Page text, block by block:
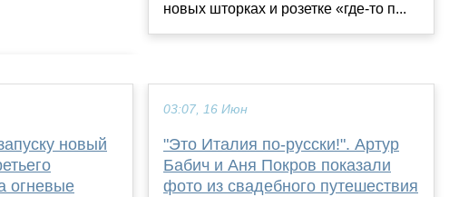
новых шторках и розетке «где-то п...
новый
огневые
03:07, 16 Июн
"Это Италия по-русски!". Артур
Бабич и Аня Покров показали
фото из свадебного путешествия